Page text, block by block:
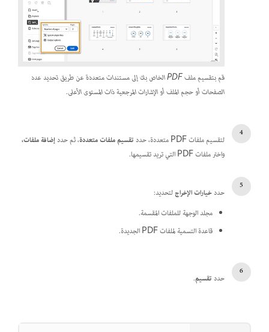
قم بتقسيم ملف PDF الخاص بك إلى مستندات متعددة عن طريق تحديد عدد
الصفحات أو حجم الملف أو الإشارات المرجعية ذات المستوى الأعلى.
لتقسيم ملفات PDF متعددة، حدد تقسيم ملفات متعددة، ثم حددإضافة ملفات،
واختر ملفات PDF التي تريد تقسيمها.
حددخيارات الإخراجلتحديد:
مجلد الوجهة للملفات المقسمة.
قاعدة التسمية لملفات PDF الجديدة.
حددتقسيم.